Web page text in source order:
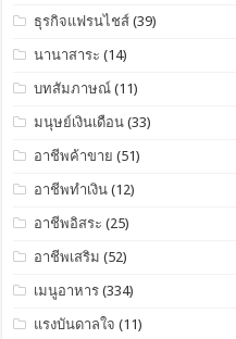
ธุรกิจแฟรนไชส์ (39)
นานาสาระ (14)
บทสัมภาษณ์ (11)
มนุษย์เงินเดือน (33)
อาชีพค้าขาย (51)
อาชีพทำเงิน (12)
อาชีพอิสระ (25)
อาชีพเสริม (52)
เมนูอาหาร (334)
แรงบันดาลใจ (11)